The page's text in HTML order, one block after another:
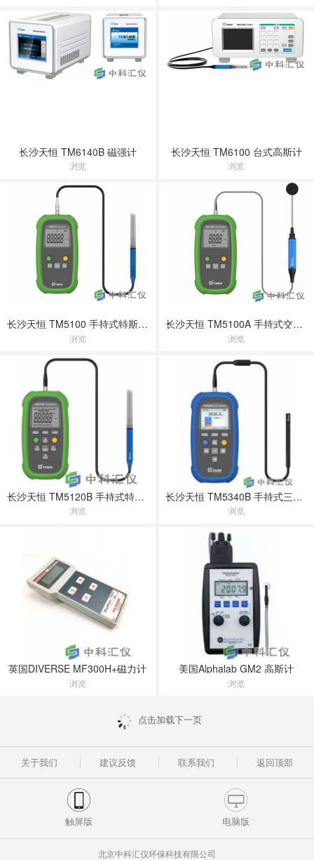
长沙天恒 TM6140B 磁强计
浏览
长沙天恒 TM6100 台式高斯计
浏览
长沙天恒 TM5100 ⼿持式特斯拉计
浏览
长沙天恒 TM5100A ⼿持式交变磁强计
浏览
长沙天恒 TM5120B 手持式特斯拉计
浏览
长沙天恒 TM5340B 手持式三轴特斯拉计
浏览
英国DIVERSE MF300H+磁力计
浏览
​美国Alphalab GM2 高斯计
浏览
点击加载下一页
关于我们 建议反馈 联系我们 返回顶部
触屏版 电脑版
北京中科汇仪环保科技有限公司